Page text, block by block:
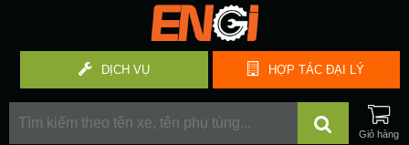
HỢP TÁC ĐẠI LÝ
DỊCH VỤ